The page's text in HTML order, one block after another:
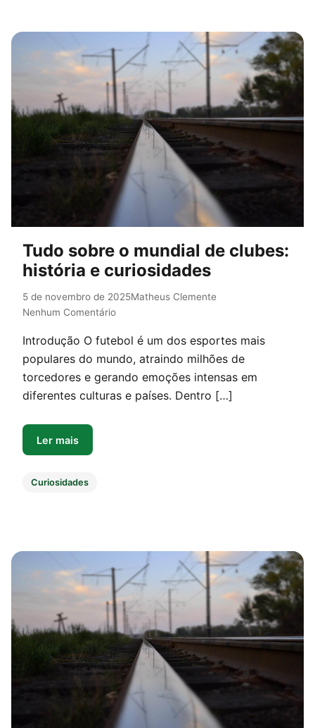
Tudo sobre o mundial de clubes:
história e curiosidades
5 de novembro de 2025Matheus Clemente
Nenhum Comentário
Introdução O futebol é um dos esportes mais
populares do mundo, atraindo milhões de
torcedores e gerando emoções intensas em
diferentes culturas e países. Dentro […]
Ler mais
Curiosidades